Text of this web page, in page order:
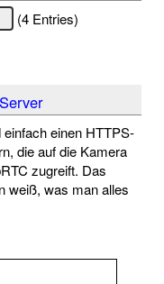
(4 Entries)
einen HTTPS-
die auf die Kamera
zugreift. Das
weiß, was man alles